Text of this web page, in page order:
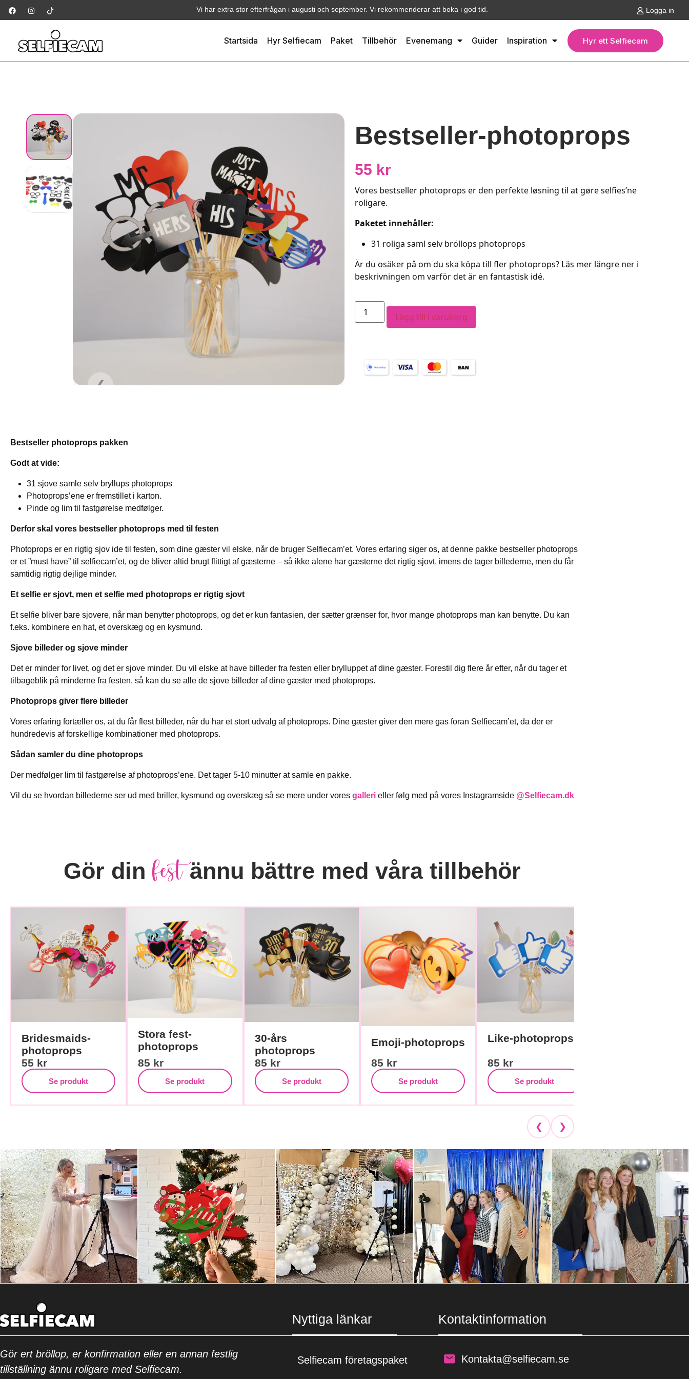
Vi har extra stor efterfrågan i augusti och september. Vi rekommenderar att boka i god tid. Logga in
Startsida Hyr Selfiecam Paket Tillbehör Evenemang Guider Inspiration Hyr ett Selfiecam
❮
Bestseller-photoprops
55 kr
Vores bestseller photoprops er den perfekte løsning til at gøre selfies’ne
roligare.
Paketet innehåller:
31 roliga saml selv bröllops photoprops
Är du osäker på om du ska köpa till fler photoprops? Läs mer längre ner i
beskrivningen om varför det är en fantastisk idé.
Lägg till i varukorg
Bestseller photoprops pakken
Godt at vide:
31 sjove samle selv bryllups photoprops
Photoprops’ene er fremstillet i karton.
Pinde og lim til fastgørelse medfølger.
Derfor skal vores bestseller photoprops med til festen
Photoprops er en rigtig sjov ide til festen, som dine gæster vil elske, når de bruger Selfiecam’et. Vores erfaring siger os, at denne pakke bestseller photoprops
er et ”must have” til selfiecam’et, og de bliver altid brugt flittigt af gæsterne – så ikke alene har gæsterne det rigtig sjovt, imens de tager billederne, men du får
samtidig rigtig dejlige minder.
Et selfie er sjovt, men et selfie med photoprops er rigtig sjovt
Et selfie bliver bare sjovere, når man benytter photoprops, og det er kun fantasien, der sætter grænser for, hvor mange photoprops man kan benytte. Du kan
f.eks. kombinere en hat, et overskæg og en kysmund.
Sjove billeder og sjove minder
Det er minder for livet, og det er sjove minder. Du vil elske at have billeder fra festen eller brylluppet af dine gæster. Forestil dig flere år efter, når du tager et
tilbageblik på minderne fra festen, så kan du se alle de sjove billeder af dine gæster med photoprops.
Photoprops giver flere billeder
Vores erfaring fortæller os, at du får flest billeder, når du har et stort udvalg af photoprops. Dine gæster giver den mere gas foran Selfiecam’et, da der er
hundredevis af forskellige kombinationer med photoprops.
Sådan samler du dine photoprops
Der medfølger lim til fastgørelse af photoprops’ene. Det tager 5-10 minutter at samle en pakke.
Vil du se hvordan billederne ser ud med briller, kysmund og overskæg så se mere under vores galleri eller følg med på vores Instagramside @Selfiecam.dk
Gör din festännu bättre med våra tillbehör
Bridesmaids-
photoprops
55 kr
Se produkt
Stora fest-
photoprops
85 kr
Se produkt
30-års
photoprops
85 kr
Se produkt
Emoji-photoprops
85 kr
Se produkt
Like-photoprops
85 kr
Se produkt
❮ ❯
Nyttiga länkar Kontaktinformation
Gör ert bröllop, er konfirmation eller en annan festlig
tillställning ännu roligare med Selfiecam.
Selfiecam företagspaket Kontakta@selfiecam.se